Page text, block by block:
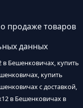
продаже товаров
данных
в Бешенковичах, купить
купить
с доставкой,
в Бешенковичах в